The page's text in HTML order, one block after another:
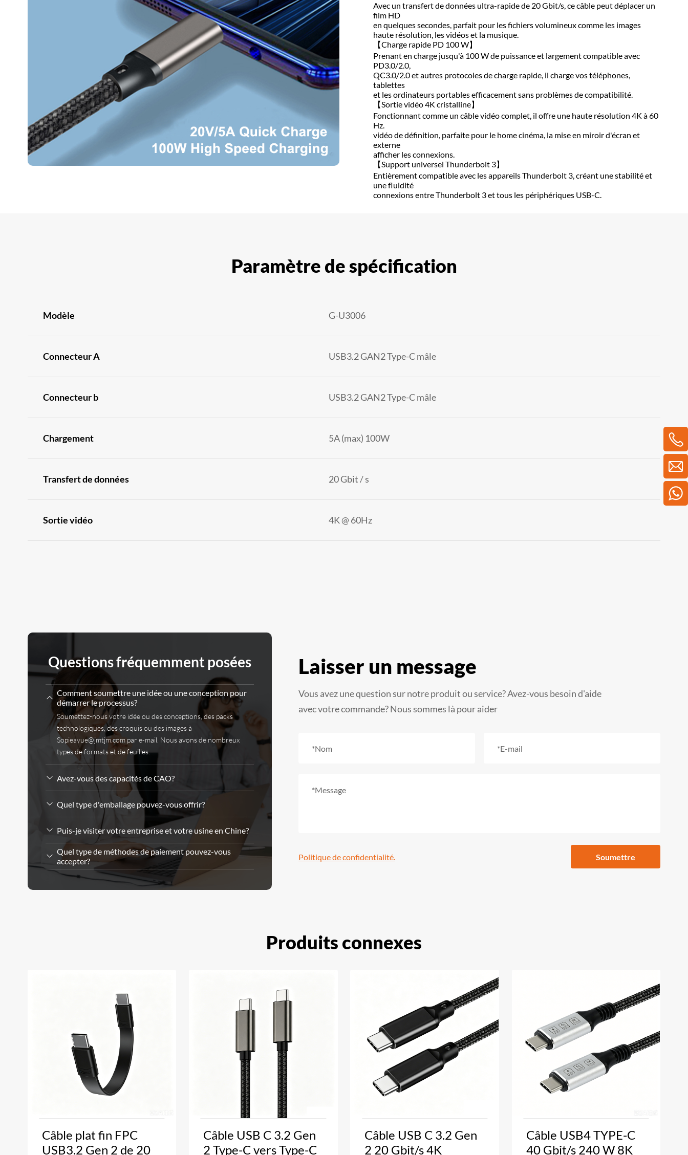
Avec un transfert de données ultra-rapide de 20 Gbit/s, ce câble peut déplacer un
film HD
en quelques secondes, parfait pour les fichiers volumineux comme les images
haute résolution, les vidéos et la musique.
【Charge rapide PD 100 W】
Prenant en charge jusqu'à 100 W de puissance et largement compatible avec
PD3.0/2.0,
QC3.0/2.0 et autres protocoles de charge rapide, il charge vos téléphones,
tablettes
et les ordinateurs portables efficacement sans problèmes de compatibilité.
【Sortie vidéo 4K cristalline】
Fonctionnant comme un câble vidéo complet, il offre une haute résolution 4K à 60
Hz.
vidéo de définition, parfaite pour le home cinéma, la mise en miroir d'écran et
externe
afficher les connexions.
【Support universel Thunderbolt 3】
Entièrement compatible avec les appareils Thunderbolt 3, créant une stabilité et
une fluidité
connexions entre Thunderbolt 3 et tous les périphériques USB-C.
Paramètre de spécification
Modèle G-U3006
Connecteur A USB3.2 GAN2 Type-C mâle
Connecteur b USB3.2 GAN2 Type-C mâle
Chargement 5A (max) 100W
Transfert de données 20 Gbit / s
Sortie vidéo 4K @ 60Hz
Questions fréquemment posées
Comment soumettre une idée ou une conception pour
démarrer le processus?
Soumettez-nous votre idée ou des conceptions, des packs
technologiques, des croquis ou des images à
Sopieayue@jmtjm.com par e-mail. Nous avons de nombreux
types de formats et de feuilles.
Avez-vous des capacités de CAO?
Quel type d'emballage pouvez-vous offrir?
Puis-je visiter votre entreprise et votre usine en Chine?
Quel type de méthodes de paiement pouvez-vous
accepter?
Laisser un message
Vous avez une question sur notre produit ou service? Avez-vous besoin d'aide
avec votre commande? Nous sommes là pour aider
Politique de confidentialité. Soumettre
Produits connexes
Câble plat fin FPC
USB3.2 Gen 2 de 20
Câble USB C 3.2 Gen
2 Type-C vers Type-C
Câble USB C 3.2 Gen
2 20 Gbit/s 4K
Câble USB4 TYPE-C
40 Gbit/s 240 W 8K